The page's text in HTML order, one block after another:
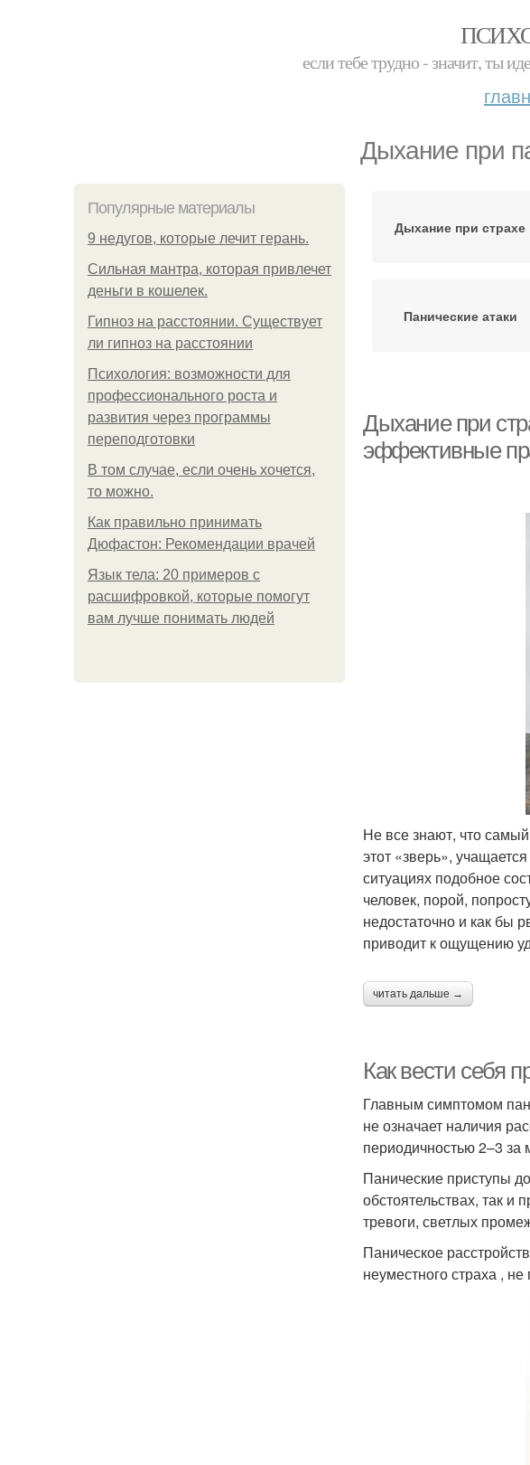
если тебе трудно - значит, ты
Дыхание при
Популярные материалы
9 недугов, которые лечит герань.
Сильная мантра, которая привлечет
деньги в кошелек.
Гипноз на расстоянии. Существует
ли гипноз на расстоянии
Психология: возможности для
профессионального роста и
развития через программы
переподготовки
В том случае, если очень хочется,
то можно.
Как правильно принимать
Дюфастон: Рекомендации врачей
Язык тела: 20 примеров с
расшифровкой, которые помогут
вам лучше понимать людей
Дыхание при страхе
Панические атаки
Дыхание при
эффективные
Не все знают, что
этот «зверь»,
ситуациях подобное
человек, порой,
недостаточно и как бы
приводит к ощущению
читать дальше →
Как вести себя
Главным симптомом
не означает наличия
периодичностью 2–3 за
Панические приступы
обстоятельствах, так
тревоги, светлых
Паническое
неуместного страха ,